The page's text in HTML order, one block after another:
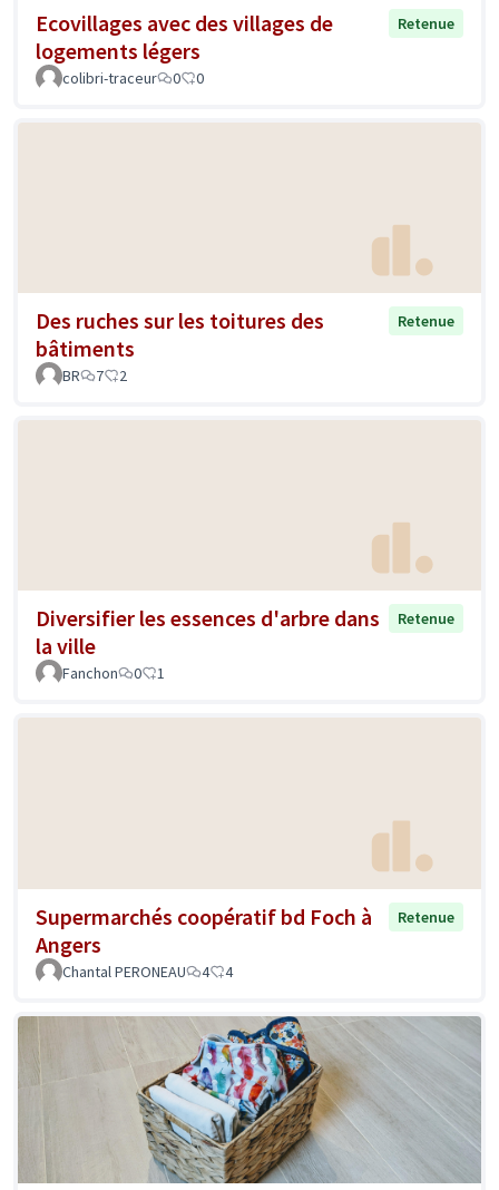
Ecovillages avec des villages de
logements légers
Retenue
colibri-traceur 0 0
Des ruches sur les toitures des
bâtiments
Retenue
BR 7 2
Diversifier les essences d'arbre dans
la ville
Retenue
Fanchon 0 1
Supermarchés coopératif bd Foch à
Angers
Retenue
Chantal PERONEAU 4 4